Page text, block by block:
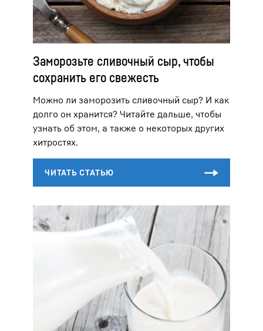
Заморозьте сливочный сыр, чтобы
сохранить его свежесть
Можно ли заморозить сливочный сыр? И как
долго он хранится? Читайте дальше, чтобы
узнать об этом, а также о некоторых других
хитростях.